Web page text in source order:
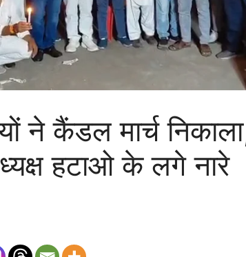
ने कैंडल मार्च
हटाओ के लगे नारे